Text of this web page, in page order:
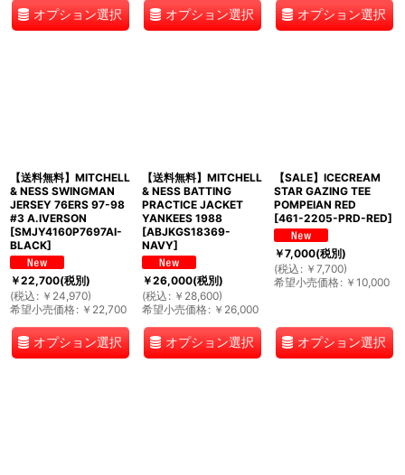
オプション選択 オプション選択 オプション選択
【送料無料】MITCHELL
& NESS SWINGMAN
JERSEY 76ERS 97-98
#3 A.IVERSON
[SMJY4160P7697AI-
BLACK]
￥22,700(税別)
(税込 : ￥ 24,970)
希望小売価格: ￥ 22,700
オプション選択
【送料無料】MITCHELL
& NESS BATTING
PRACTICE JACKET
YANKEES 1988
[ABJKGS18369-
NAVY]
￥26,000(税別)
(税込 : ￥ 28,600)
希望小売価格: ￥ 26,000
オプション選択
【SALE】ICECREAM
STAR GAZING TEE
POMPEIAN RED
[461-2205-PRD-RED]
￥7,000(税別)
(税込 : ￥ 7,700)
希望小売価格: ￥ 10,000
オプション選択